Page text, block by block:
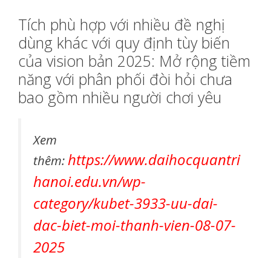
Tích phù hợp với nhiều đề nghị
dùng khác với quy định tùy biến
của vision bản 2025: Mở rộng tiềm
năng với phân phối đòi hỏi chưa
bao gồm nhiều người chơi yêu
Xem
thêm:https://www.daihocquantri
hanoi.edu.vn/wp-
category/kubet-3933-uu-dai-
dac-biet-moi-thanh-vien-08-07-
2025